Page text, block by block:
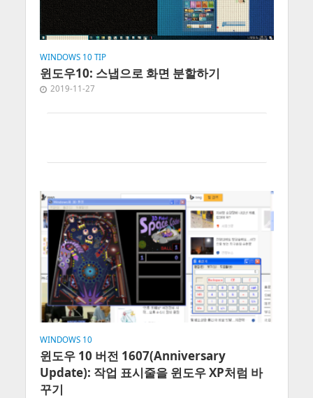
WINDOWS 10 TIP
윈도우10: 스냅으로 화면 분할하기
2019-11-27
WINDOWS 10
윈도우 10 버전 1607(Anniversary
Update): 작업 표시줄을 윈도우 XP처럼 바
꾸기